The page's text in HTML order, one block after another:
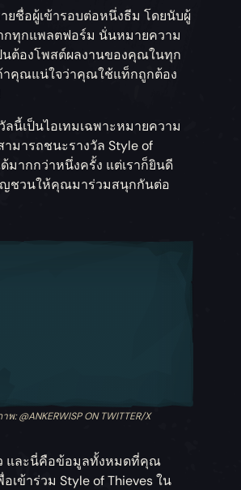
ยชื่อผู้เข้ารอบต่อหนึ่งธีม โดยนับผู้
กทุกแพลตฟอร์ม นั่นหมายความ
นต้องโพสต์ผลงานของคุณในทุก
าคุณแน่ใจว่าคุณใช้แท็กถูกต้อง
ลนี้เป็นไอเทมเฉพาะหมายความ
มารถชนะรางวัล Style of
ด้มากกว่าหนึ่งครั้ง แต่เราก็ยินดี
ญชวนให้คุณมาร่วมสนุกกันต่อ
พ: @ANKERWISP ON TWITTER/X
และนี่คือข้อมูลทั้งหมดที่คุณ
อเข้าร่วม Style of Thieves ใน